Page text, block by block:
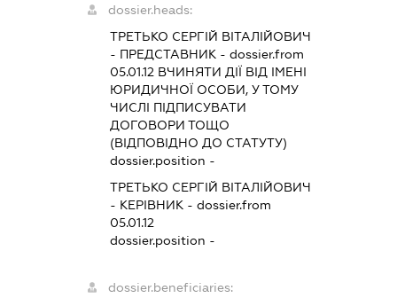
dossier.heads:
ТРЕТЬКО СЕРГІЙ ВІТАЛІЙОВИЧ
- ПРЕДСТАВНИК - dossier.from
05.01.12 ВЧИНЯТИ ДІЇ ВІД ІМЕНІ
ЮРИДИЧНОЇ ОСОБИ, У ТОМУ
ЧИСЛІ ПІДПИСУВАТИ
ДОГОВОРИ ТОЩО
(ВІДПОВІДНО ДО СТАТУТУ)
dossier.position -
ТРЕТЬКО СЕРГІЙ ВІТАЛІЙОВИЧ
- КЕРІВНИК - dossier.from
05.01.12
dossier.position -
dossier.beneficiaries: